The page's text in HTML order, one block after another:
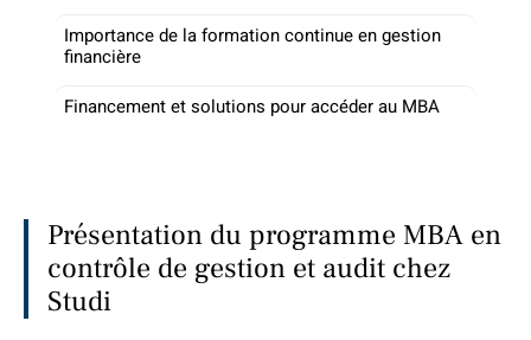
Importance de la formation continue en gestion
financière
Financement et solutions pour accéder au MBA
Présentation du programme MBA en
contrôle de gestion et audit chez
Studi